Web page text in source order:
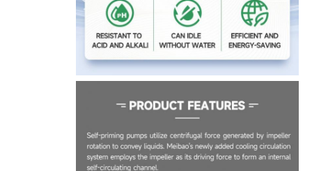
محصولات
فیلم های
کارخانه تور